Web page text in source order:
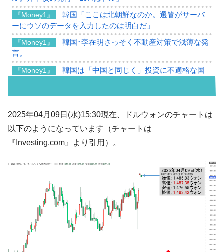
『Money1』
韓国「ここは北朝鮮なのか。選管がサーバ
ーにウソのデータを入力したのは明白だ」
『Money1』
韓国･李在明さっそく不動産対策で浅薄な発
言。
『Money1』
韓国は「中国と同じく」投資に不適格な国
『Money1』
『韓国銀行』が「金の保有量を増やしま
す」⇒「金を経由するドル入手」手段ではないのか？
『Money1』
韓国･外為取引量「1日当たり1,214.4億ド
い「50.5％」に上昇
『Money1』
韓国大統領府ボンクラ政策室長が告発され
た ⇒ 国家が行った恐るべき株価操作であり、空前の国政壟
『Money1』
韓国･警察職員が「丸刈りになって抗議活
『Money1』
2025年04月09日(水)15:30現在、ドルウォンのチャートは
以下のようになっています（チャートは
『Investing.com』より引用）。